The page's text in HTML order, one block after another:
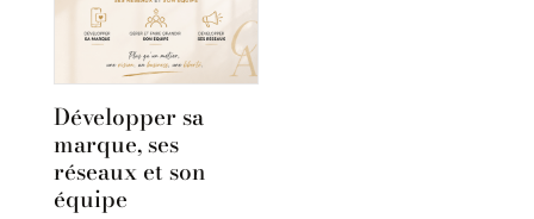
Développer sa
marque, ses
réseaux et son
équipe